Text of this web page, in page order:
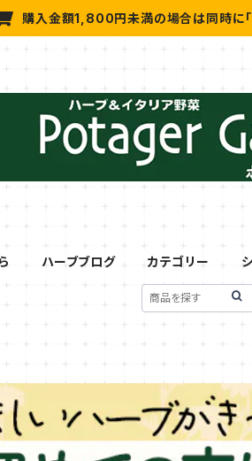
購入金額1,800円未満の場合は同時に「
ハーブブログ カテゴリー